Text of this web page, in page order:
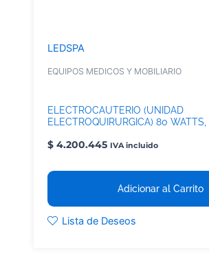
LEDSPA
EQUIPOS MEDICOS Y MOBILIARIO
ELECTROCAUTERIO (UNIDAD
ELECTROQUIRURGICA) 80 WATTS,
$ 4.200.445 IVA incluido
Adicionar al Carrito
Lista de Deseos